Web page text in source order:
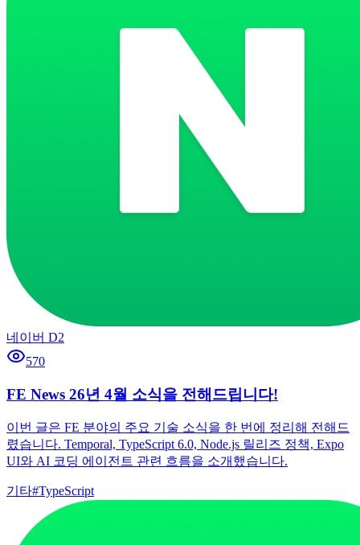
네이버 D2
570
FE News 26년 4월 소식을 전해드립니다!
이번 글은 FE 분야의 주요 기술 소식을 한 번에 정리해 전해드
렸습니다. Temporal, TypeScript 6.0, Node.js 릴리즈 정책, Expo
UI와 AI 코딩 에이전트 관련 흐름을 소개했습니다.
기타#TypeScript